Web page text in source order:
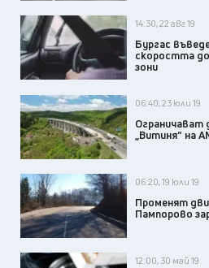
14:30, 22 авг 19
Бургас
скоростта
зони
06:40, 23 юли 19
Ограничават
„Витиня“ на
06:20, 19 юли 19
Променят
Пампорово
12:00, 30 май 19